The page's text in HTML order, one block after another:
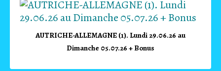
AUTRICHE-ALLEMAGNE (1). Lundi 29.06.26 au
Dimanche 05.07.26 + Bonus